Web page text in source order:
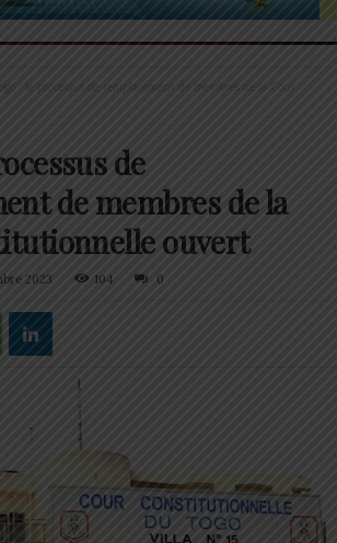
Togo : le processus de remplacement de membres de la Cour
de
de membres de la
ouvert
2023 104 0